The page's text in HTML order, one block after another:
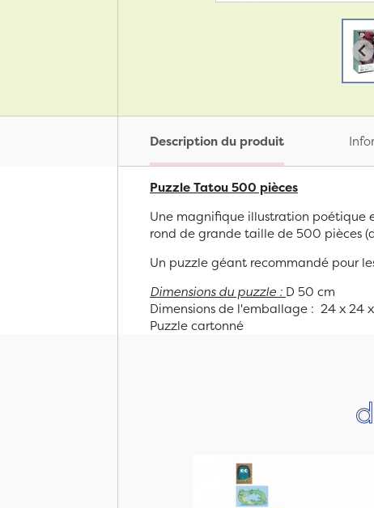
Description du produit
Puzzle Tatou 500 pièces
Une magnifique illustration poétique
rond de grande taille de 500 pièces
Un puzzle géant recommandé pour
Dimensions du puzzle : D 50 cm
Dimensions de l'emballage : 24 x 24
Puzzle cartonné